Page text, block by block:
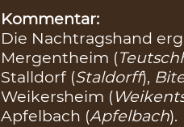
Kommentar:
Die Nachtragshand
Mergentheim (
Stalldorf (Staldorff),
Weikersheim (
Apfelbach (Apfelbach).